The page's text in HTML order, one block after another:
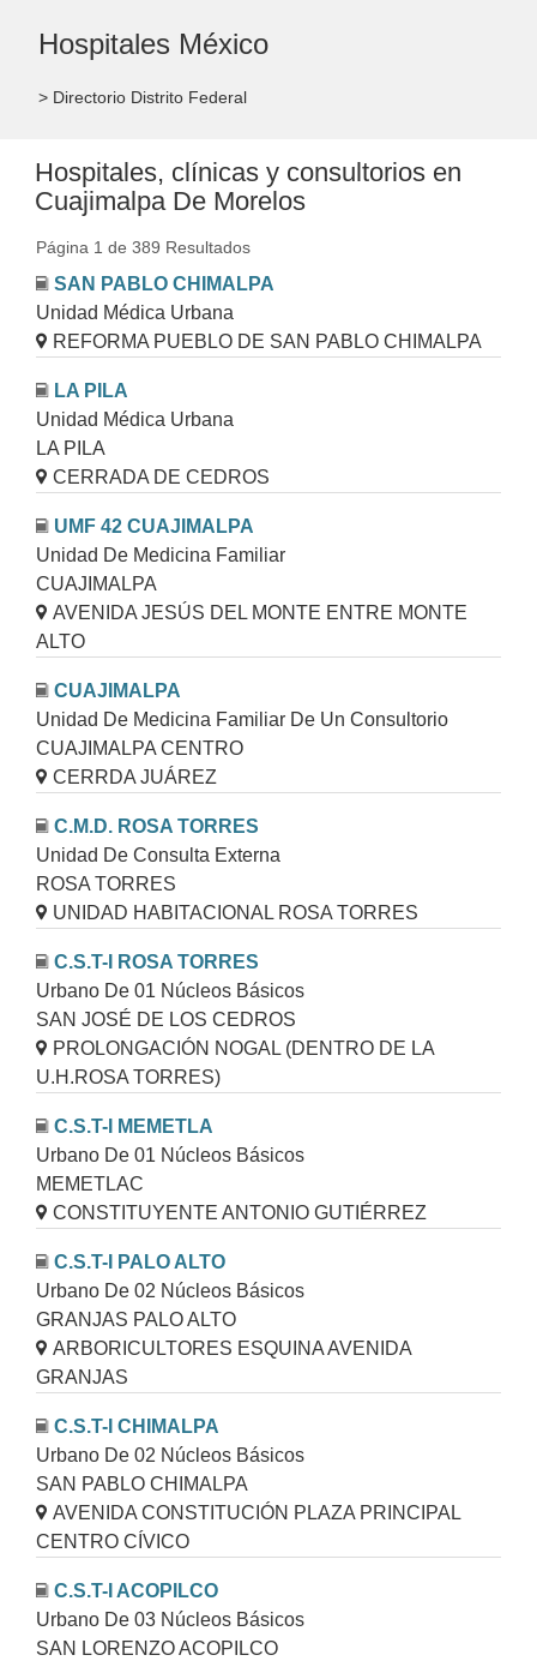
Hospitales México
> Directorio Distrito Federal
Hospitales, clínicas y consultorios en
Cuajimalpa De Morelos
Página 1 de 389 Resultados
SAN PABLO CHIMALPA
Unidad Médica Urbana
REFORMA PUEBLO DE SAN PABLO CHIMALPA
LA PILA
Unidad Médica Urbana
LA PILA
CERRADA DE CEDROS
UMF 42 CUAJIMALPA
Unidad De Medicina Familiar
CUAJIMALPA
AVENIDA JESÚS DEL MONTE ENTRE MONTE
ALTO
CUAJIMALPA
Unidad De Medicina Familiar De Un Consultorio
CUAJIMALPA CENTRO
CERRDA JUÁREZ
C.M.D. ROSA TORRES
Unidad De Consulta Externa
ROSA TORRES
UNIDAD HABITACIONAL ROSA TORRES
C.S.T-I ROSA TORRES
Urbano De 01 Núcleos Básicos
SAN JOSÉ DE LOS CEDROS
PROLONGACIÓN NOGAL (DENTRO DE LA
U.H.ROSA TORRES)
C.S.T-I MEMETLA
Urbano De 01 Núcleos Básicos
MEMETLAC
CONSTITUYENTE ANTONIO GUTIÉRREZ
C.S.T-I PALO ALTO
Urbano De 02 Núcleos Básicos
GRANJAS PALO ALTO
ARBORICULTORES ESQUINA AVENIDA
GRANJAS
C.S.T-I CHIMALPA
Urbano De 02 Núcleos Básicos
SAN PABLO CHIMALPA
AVENIDA CONSTITUCIÓN PLAZA PRINCIPAL
CENTRO CÍVICO
C.S.T-I ACOPILCO
Urbano De 03 Núcleos Básicos
SAN LORENZO ACOPILCO